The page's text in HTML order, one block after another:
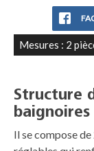
Mesures : 2
Structure
baignoires
Il se compose